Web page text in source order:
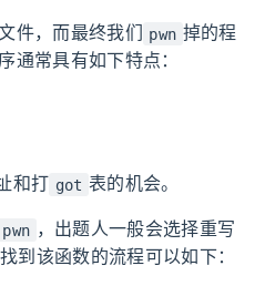
件，而最终我们 pwn 掉的程
通常具有如下特点：
和打 got 表的机会。
，出题人一般会选择重写
到该函数的流程可以如下：